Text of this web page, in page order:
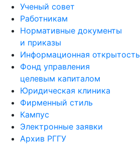
Ученый совет
Работникам
Нормативные документы
и приказы
Информационная открытость
Фонд управления
целевым капиталом
Юридическая клиника
Фирменный стиль
Кампус
Электронные заявки
Архив РГГУ